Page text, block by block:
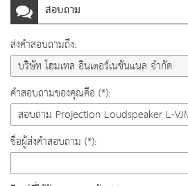
สอบถาม
ส่งคำสอบถามถึง:
คำสอบถามของคุณคือ (*):
ชื่อผู้ส่งคำสอบถาม (*):